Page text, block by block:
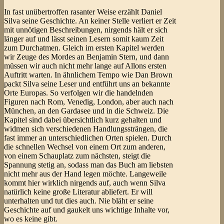
In fast unübertroffen rasanter Weise erzählt Daniel
Silva seine Geschichte. An keiner Stelle verliert er Zeit
mit unnötigen Beschreibungen, nirgends hält er sich
länger auf und lässt seinen Lesern somit kaum Zeit
zum Durchatmen. Gleich im ersten Kapitel werden
wir Zeuge des Mordes an Benjamin Stern, und dann
müssen wir auch nicht mehr lange auf Allons ersten
Auftritt warten. In ähnlichem Tempo wie Dan Brown
packt Silva seine Leser und entführt uns an bekannte
Orte Europas. So verfolgen wir die handelnden
Figuren nach Rom, Venedig, London, aber auch nach
München, an den Gardasee und in die Schweiz. Die
Kapitel sind dabei übersichtlich kurz gehalten und
widmen sich verschiedenen Handlungssträngen, die
fast immer an unterschiedlichen Orten spielen. Durch
die schnellen Wechsel von einem Ort zum anderen,
von einem Schauplatz zum nächsten, steigt die
Spannung stetig an, sodass man das Buch am liebsten
nicht mehr aus der Hand legen möchte. Langeweile
kommt hier wirklich nirgends auf, auch wenn Silva
natürlich keine große Literatur abliefert. Er will
unterhalten und tut dies auch. Nie bläht er seine
Geschichte auf und gaukelt uns wichtige Inhalte vor,
wo es keine gibt.